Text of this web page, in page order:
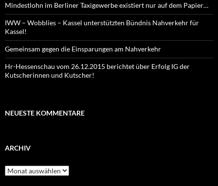
Mindestlohn im Berliner Taxigewerbe existiert nur auf dem Papier…
IWW – Wobblies – Kassel unterstützten Bündnis Nahverkehr für
Kassel!
Gemeinsam gegen die Einsparungen am Nahverkehr
Hr-Hessenschau vom 26.12.2015 berichtet über Erfolg IG der
Kutscherinnen und Kutscher!
NEUESTE KOMMENTARE
ARCHIV
Archiv